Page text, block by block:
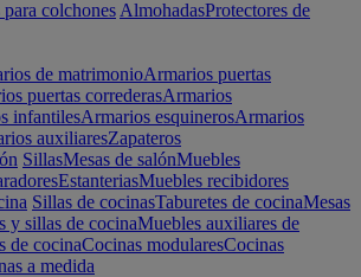
colchones AlmohadasProtectores de
de matrimonioArmarios puertas
puertas correderasArmarios
infantilesArmarios esquinerosArmarios
auxiliaresZapateros
SillasMesas de salónMuebles
EstanteriasMuebles recibidores
Sillas de cocinasTaburetes de cocinaMesas
y sillas de cocinaMuebles auxiliares de
de cocinaCocinas modularesCocinas
a medida